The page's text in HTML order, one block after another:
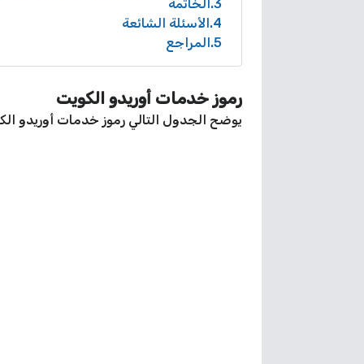
3 الخاتمة
4 الأسئلة الشائعة
5 المراجع
رموز خدمات أوريدو الكويت
يوضح الجدول التالي رموز خدمات أوريدو